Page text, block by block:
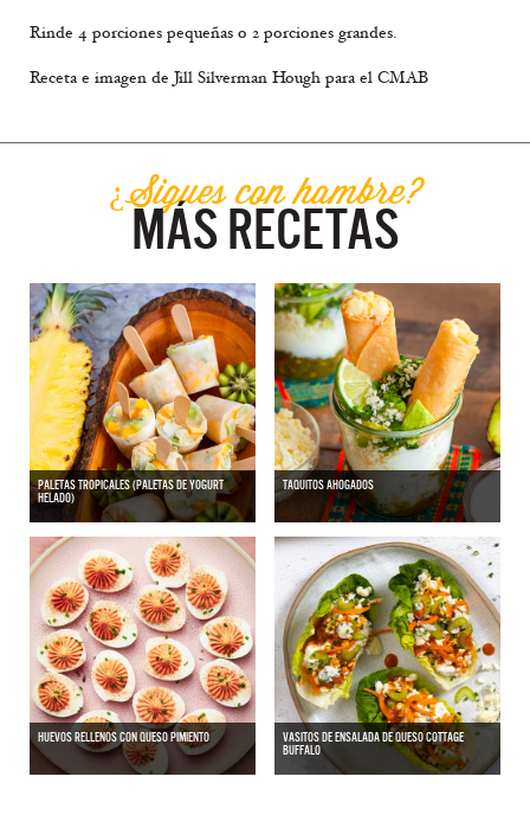
Rinde 4 porciones pequeñas o 2 porciones grandes.
Receta e imagen de Jill Silverman Hough para el CMAB
¿Sigues con hambre?
MÁS RECETAS
PALETAS TROPICALES (PALETAS DE YOGURT
HELADO)
TAQUITOS AHOGADOS
HUEVOS RELLENOS CON QUESO PIMIENTO
VASITOS DE ENSALADA DE QUESO COTTAGE
BUFFALO